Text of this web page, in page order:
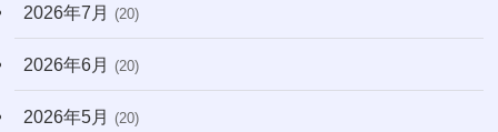
2026年7月 (20)
2026年6月 (20)
2026年5月 (20)